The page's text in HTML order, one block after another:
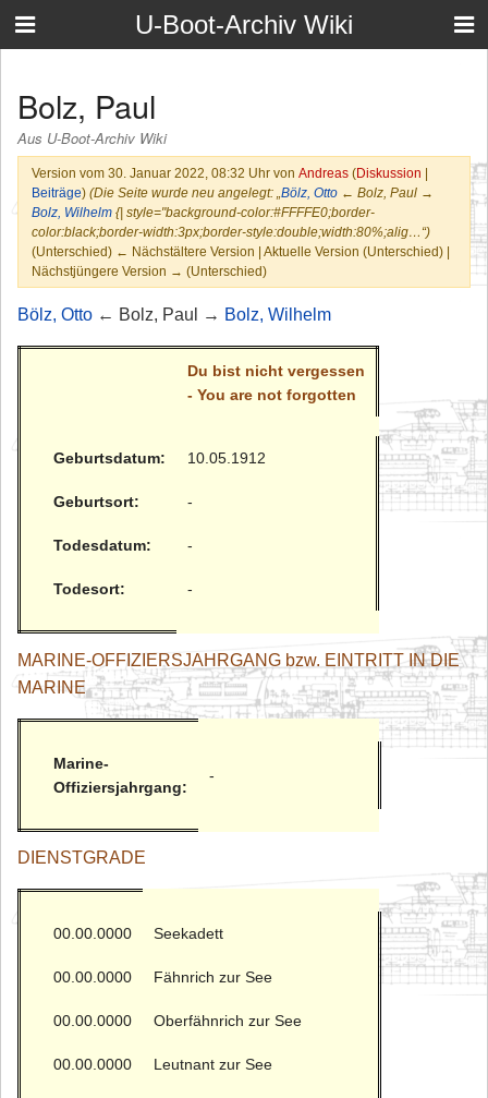
U-Boot-Archiv Wiki
Bolz, Paul
Aus U-Boot-Archiv Wiki
Version vom 30. Januar 2022, 08:32 Uhr von Andreas (Diskussion |
Beiträge) (Die Seite wurde neu angelegt: „ Bölz, Otto← Bolz, Paul →
Bolz, Wilhelm{| style="background-color:#FFFFE0;border-
color:black;border-width:3px;border-style:double;width:80%;alig…“)
(Unterschied) ← Nächstältere Version | Aktuelle Version (Unterschied) |
Nächstjüngere Version → (Unterschied)
Bölz, Otto ← Bolz, Paul → Bolz, Wilhelm
Du bist nicht vergessen
- You are not forgotten
Geburtsdatum: 10.05.1912
Geburtsort: -
Todesdatum: -
Todesort: -
MARINE-OFFIZIERSJAHRGANG bzw. EINTRITT IN DIE
MARINE
Marine-
Offiziersjahrgang:
-
DIENSTGRADE
00.00.0000 Seekadett
00.00.0000 Fähnrich zur See
00.00.0000 Oberfähnrich zur See
00.00.0000 Leutnant zur See